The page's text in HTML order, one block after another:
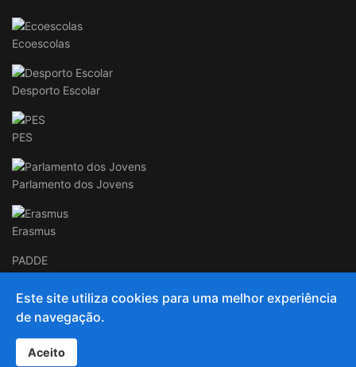
Ecoescolas
Desporto Escolar
PES
Parlamento dos Jovens
Erasmus
PADDE
© 2020 and Beyond AECC
Este site utiliza cookies para uma melhor experiência
de navegação.
Aceito